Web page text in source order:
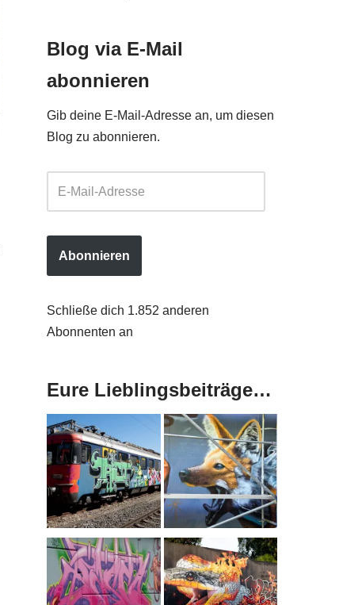
Blog via E-Mail
abonnieren
Gib deine E-Mail-Adresse an, um diesen
Blog zu abonnieren.
Abonnieren
Schließe dich 1.852 anderen
Abonnenten an
Eure Lieblingsbeiträge…